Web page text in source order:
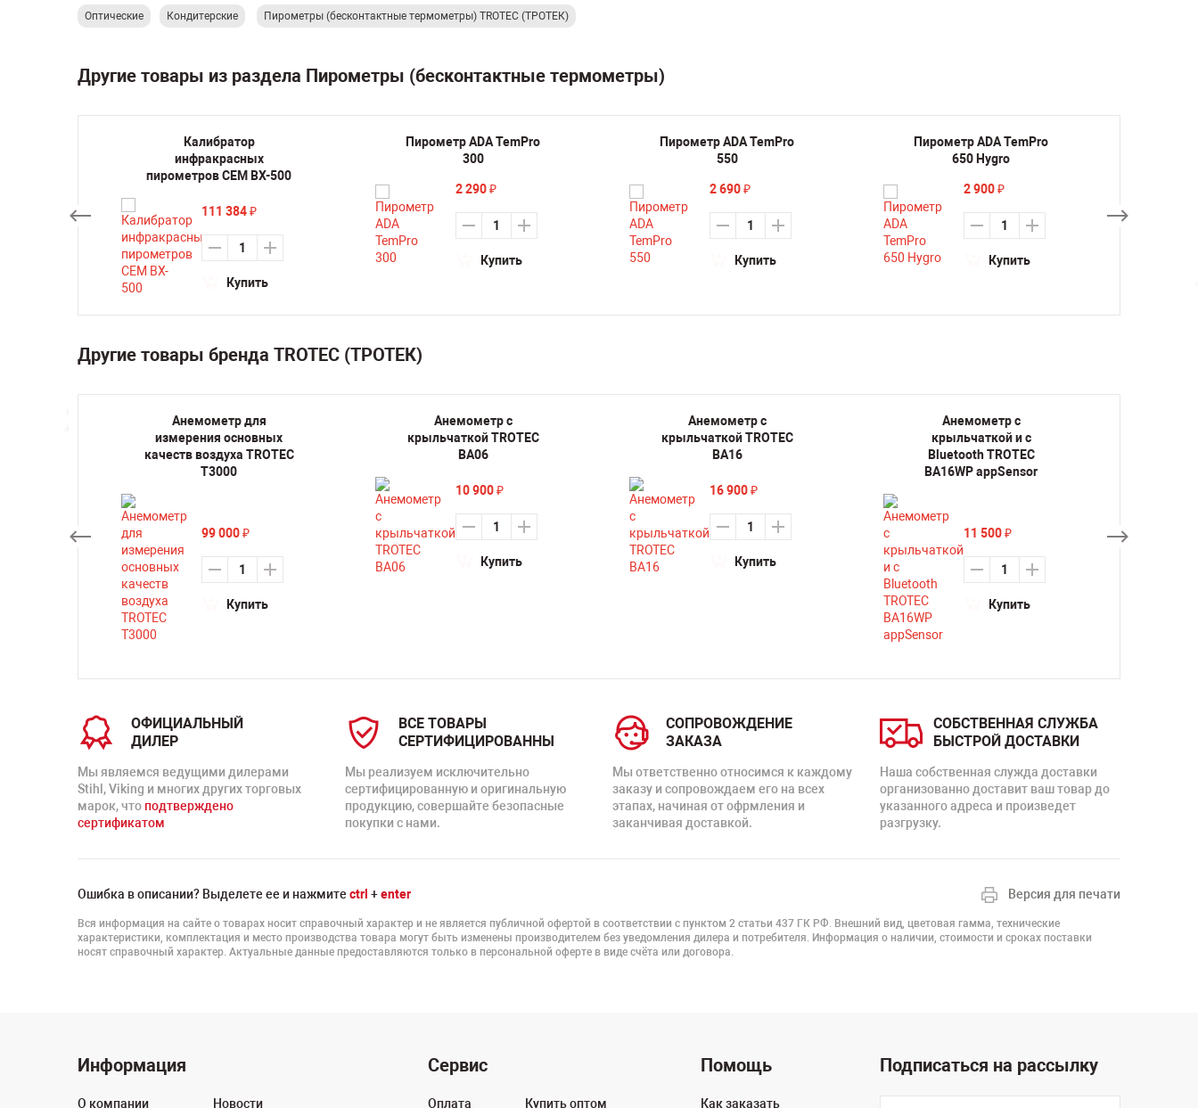
Оптические Кондитерские Пирометры (бесконтактные термометры) TROTEC (ТРОТЕК)
Другие товары из раздела Пирометры (бесконтактные термометры)
Калибратор
инфракрасных
пирометров CEM BX-500
111 384 ₽
Купить
Пирометр ADA TemPro
300
2 290 ₽
Купить
Пирометр ADA TemPro
550
2 690 ₽
Купить
Пирометр ADA TemPro
650 Hygro
2 900 ₽
Купить
Другие товары бренда TROTEC (ТРОТЕК)
Анемометр для
измерения основных
качеств воздуха TROTEC
T3000
99 000 ₽
Купить
Анемометр с
крыльчаткой TROTEC
BA06
10 900 ₽
Купить
Анемометр с
крыльчаткой TROTEC
BA16
16 900 ₽
Купить
Анемометр с
крыльчаткой и с
Bluetooth TROTEC
BA16WP appSensor
11 500 ₽
Купить
ОФИЦИАЛЬНЫЙ
ДИЛЕР
Мы являемся ведущими дилерами
Stihl, Viking и многих других торговых
марок, что подтверждено
сертификатом
ВСЕ ТОВАРЫ
СЕРТИФИЦИРОВАННЫ
Мы реализуем исключительно
сертифицированную и оригинальную
продукцию, совершайте безопасные
покупки с нами.
СОПРОВОЖДЕНИЕ
ЗАКАЗА
Мы ответственно относимся к каждому
заказу и сопровождаем его на всех
этапах, начиная от офрмления и
заканчивая доставкой.
СОБСТВЕННАЯ СЛУЖБА
БЫСТРОЙ ДОСТАВКИ
Наша собственная служда доставки
организованно доставит ваш товар до
указанного адреса и произведет
разгрузку.
Ошибка в описании? Выделете ее и нажмите ctrl +enter Версия для печати
Вся информация на сайте о товарах носит справочный характер и не является публичной офертой в соответствии с пунктом 2 статьи 437 ГК РФ. Внешний вид, цветовая гамма, технические
характеристики, комплектация и место производства товара могут быть изменены производителем без уведомления дилера и потребителя. Информация о наличии, стоимости и сроках поставки
носят справочный характер. Актуальные данные предоставляются только в персональной оферте в виде счёта или договора.
Информация
О компании Новости
Сервис
Оплата Купить оптом
Помощь
Как заказать
Подписаться на рассылку